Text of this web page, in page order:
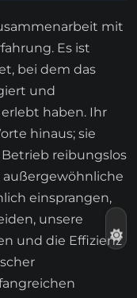
mit
Es ist
bei dem das
und
haben. Ihr
hinaus; sie
reibungslos
außergewöhnliche
einsprangen,
unsere
und die Effizienz